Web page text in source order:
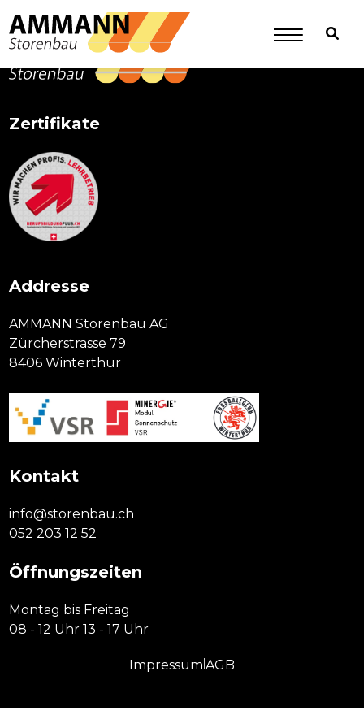
Primary
Sidebar
Zertifikate
Addresse
AMMANN Storenbau AG
Zürcherstrasse 79
8406 Winterthur
Kontakt
info@storenbau.ch
052 203 12 52
Öffnungszeiten
Montag bis Freitag
08 - 12 Uhr 13 - 17 Uhr
Impressum|AGB